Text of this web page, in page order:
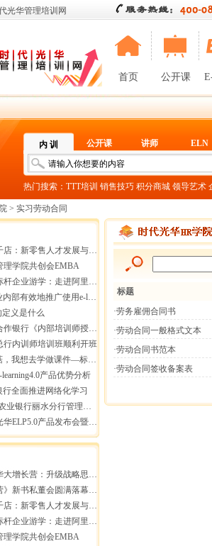
光华管理培训网
首页 公开课
内 训 公开课 讲师 ELN
热门搜索： TTT培训 销售技巧 积分商城 领导艺术
> 实习劳动合同
零售人才发展与组织能力微诊断
理学院共创会EMBA
游学：走进阿里巴巴+绿城管理集团
有效地推广使用e-learning
定义是什么
《内部培训师授课技能提升》报导
行内训师培训班顺利开班
去学做课件—标准课件制作分享会
产品优势分析
全面推进网络化学习
银行丽水分行管理培训
产品发布会暨构建企业员工
营：升级战略思维，加速企业增长
私董会圆满落幕｜用科学经营助推企业高
零售人才发展与组织能力微诊断
游学：走进阿里巴巴+绿城管理集团
理学院共创会EMBA
标题
·劳务雇佣合同书
·劳动合同一般格式文本
·劳动合同书范本
·劳动合同签收备案表